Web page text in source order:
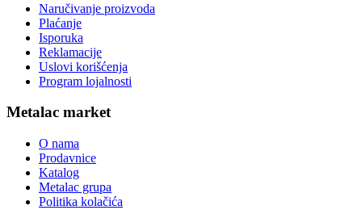
Naručivanje proizvoda
Plaćanje
Isporuka
Reklamacije
Uslovi korišćenja
Program lojalnosti
Metalac market
O nama
Prodavnice
Katalog
Metalac grupa
Politika kolačića